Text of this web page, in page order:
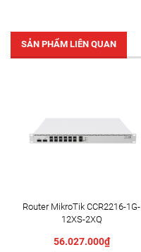
SẢN PHẨM LIÊN QUAN
Router MikroTik CCR2216-1G-
12XS-2XQ
56.027.000₫